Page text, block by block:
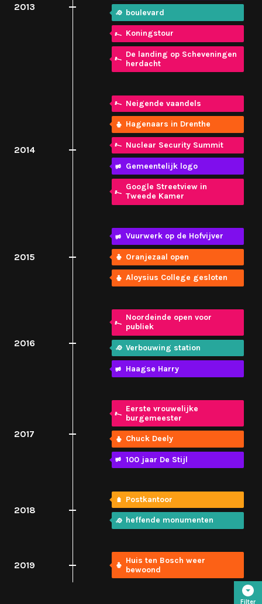
Filter
2013
boulevard
Koningstour
De landing op Scheveningen
herdacht
2014
Neigende vaandels
Hagenaars in Drenthe
Nuclear Security Summit
Gemeentelijk logo
Google Streetview in
Tweede Kamer
2015
Vuurwerk op de Hofvijver
Oranjezaal open
Aloysius College gesloten
2016
Noordeinde open voor
publiek
Verbouwing station
Haagse Harry
2017
Eerste vrouwelijke
burgemeester
Chuck Deely
100 jaar De Stijl
2018
Postkantoor
heffende monumenten
2019
Huis ten Bosch weer
bewoond